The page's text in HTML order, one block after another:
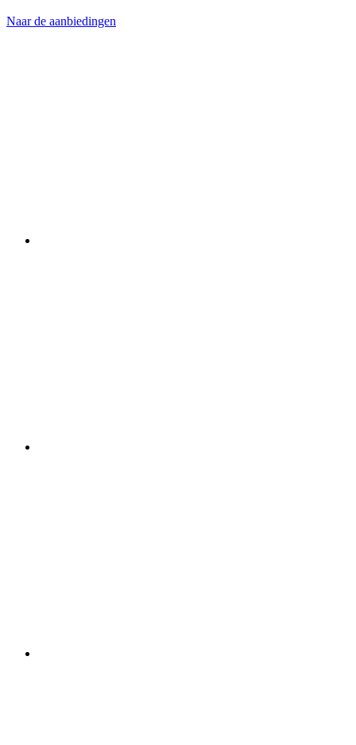
Naar de aanbiedingen